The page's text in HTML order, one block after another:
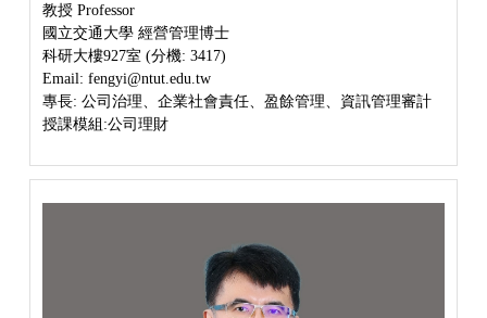
教授 Professor
國立交通大學 經營管理博士
科研大樓927室 (分機: 3417)
Email: fengyi@ntut.edu.tw
專長: 公司治理、企業社會責任、盈餘管理、資訊管理審計
授課模組:公司理財